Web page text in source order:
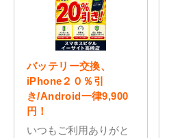
営業案内・アクセス
採用情報
イベントスケジュール
バッテリー交換、
iPhone２０％引
き/Android一律9,900
円！
いつもご利用ありがと